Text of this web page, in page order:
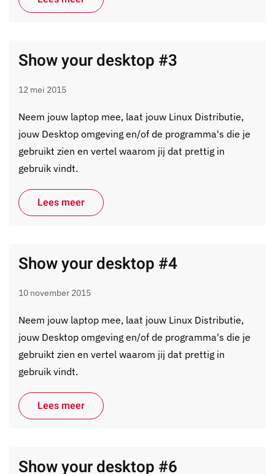
Show your desktop #3
12 mei 2015
Neem jouw laptop mee, laat jouw Linux Distributie,
jouw Desktop omgeving en/of de programma's die je
gebruikt zien en vertel waarom jij dat prettig in
gebruik vindt.
Lees meer
Show your desktop #4
10 november 2015
Neem jouw laptop mee, laat jouw Linux Distributie,
jouw Desktop omgeving en/of de programma's die je
gebruikt zien en vertel waarom jij dat prettig in
gebruik vindt.
Lees meer
Show your desktop #6